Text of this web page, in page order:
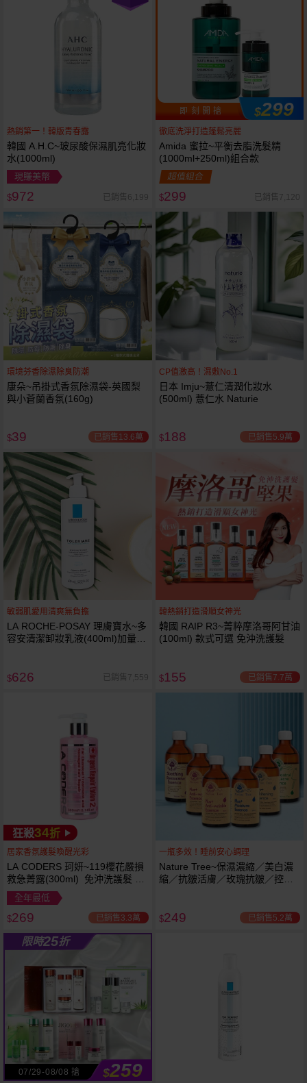
熱銷第一！韓版青春露
韓國 A.H.C~玻尿酸保濕肌亮化妝
水(1000ml)
現賺美幣
$972 已銷售6,199
即 刻 開 搶 $299
徹底洗淨打造蓬鬆亮麗
Amida 蜜拉~平衡去脂洗髮精
(1000ml+250ml)組合款
超值組合
$299 已銷售7,120
環境芬香除濕除臭防潮
康朵~吊掛式香氛除濕袋-英國梨
與小蒼蘭香氛(160g)
$39 已銷售13.6萬
CP值激高！濕敷No.1
日本 Imju~薏仁清潤化妝水
(500ml) 薏仁水 Naturie
$188 已銷售5.9萬
敏弱肌愛用清爽無負擔
LA ROCHE-POSAY 理膚寶水~多
容安清潔卸妝乳液(400ml)加量
$626 已銷售7,559
韓熱銷打造滑順女神光
韓國 RAIP R3~菁粹摩洛哥阿甘油
(100ml) 款式可選 免沖洗護髮
$155 已銷售7.7萬
狂殺34折
居家香氛護髮喚醒光彩
LA CODERS 珂妍~119櫻花嚴損
救急菁露(300ml) 免沖洗護髮 蕾
舒法克
全年最低
$269 已銷售3.3萬
一瓶多效！睡前安心調理
Nature Tree~保濕濃縮／美白濃
縮／抗皺活膚／玫瑰抗皺／控油
$249 已銷售5.2萬
限時25折
07/29-08/08 搶 $259